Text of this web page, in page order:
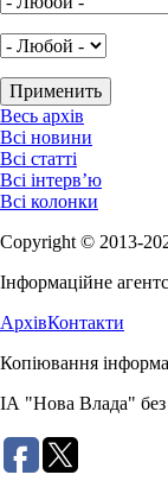
Весь архів
Всі новини
Всі статті
Всі інтерв’ю
Всі колонки
Copyright © 2013-
Інформаційне
АрхівКонтакти
Копіювання
ІА "Нова Влада" без